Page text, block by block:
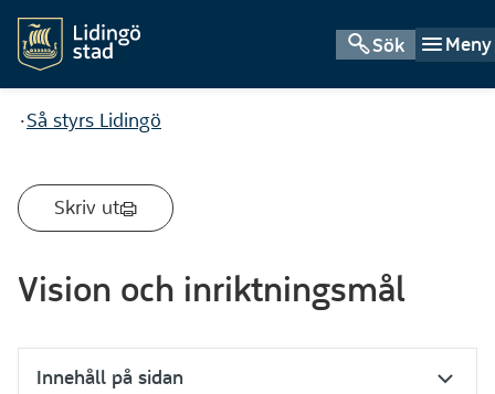
Sök Meny
Du är här:
Så styrs Lidingö
Skriv ut
Vision och inriktningsmål
Innehåll på sidan